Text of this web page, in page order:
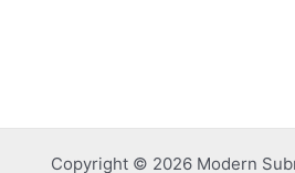
Copyright © 2026 Modern